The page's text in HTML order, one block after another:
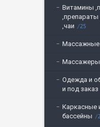
Витамины
,препараты
,чаи
25
Массажные
Массажеры
Одежда и
и под заказ
Каркасные
бассейны
2